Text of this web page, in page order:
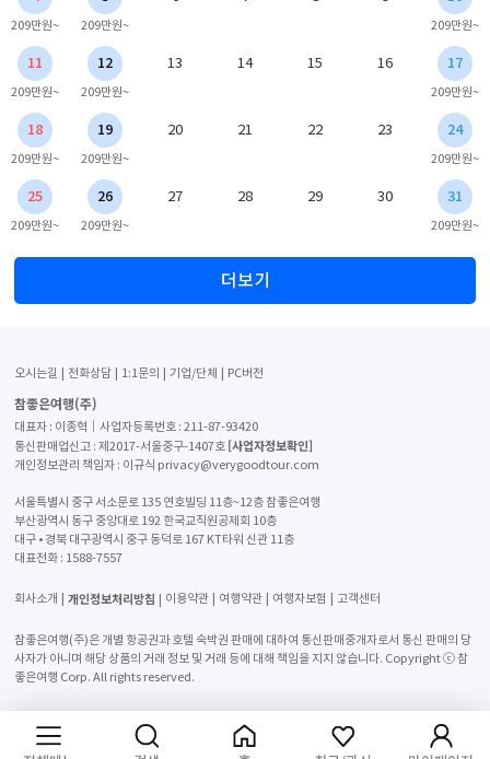
209만원~ 209만원~ 209만원~
11
209만원~
12
209만원~
13 14 15 16 17
209만원~
18
209만원~
19
209만원~
20 21 22 23 24
209만원~
25
209만원~
26
209만원~
27 28 29 30 31
209만원~
더보기
오시는길 전화상담 1:1문의 기업/단체 PC버전
참좋은여행(주)
대표자 : 이종혁│사업자등록번호 : 211-87-93420
통신판매업신고 : 제2017-서울중구-1407호 [사업자정보확인]
개인정보관리 책임자 : 이규식 privacy@verygoodtour.com
서울특별시 중구 서소문로 135 연호빌딩 11층~12층 참좋은여행
부산광역시 동구 중앙대로 192 한국교직원공제회 10층
대구 • 경북 대구광역시 중구 동덕로 167 KT타워 신관 11층
대표전화 : 1588-7557
회사소개 개인정보처리방침 이용약관 여행약관 여행자보험 고객센터
참좋은여행(주)은 개별 항공권과 호텔 숙박권 판매에 대하여 통신판매중개자로서 통신 판매의 당
사자가 아니며 해당 상품의 거래 정보 및 거래 등에 대해 책임을 지지 않습니다. Copyright ⓒ 참
좋은여행 Corp. All rights reserved.